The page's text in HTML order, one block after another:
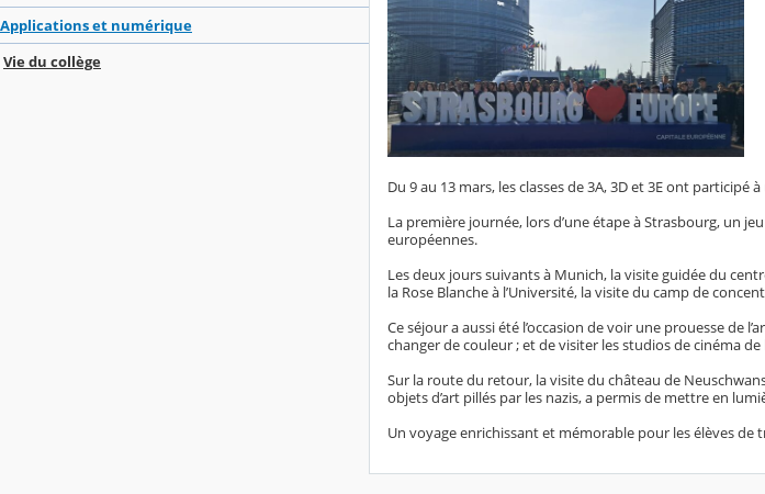
Applications et numérique
Vie du collège
Du 9 au 13 mars, les classes de 3A, 3D et 3E ont
La première journée, lors d’une étape à Strasbourg, un
européennes.
Les deux jours suivants à Munich, la visite guidée du
la Rose Blanche à l’Université, la visite du camp de
Ce séjour a aussi été l’occasion de voir une prouesse de
changer de couleur ; et de visiter les studios de cinéma
Sur la route du retour, la visite du château de
objets d’art pillés par les nazis, a permis de mettre en
Un voyage enrichissant et mémorable pour les élèves de